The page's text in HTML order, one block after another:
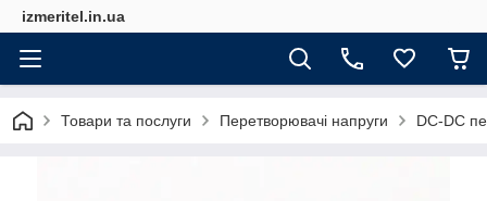
izmeritel.in.ua
Товари та послуги Перетворювачі напруги DC-DC